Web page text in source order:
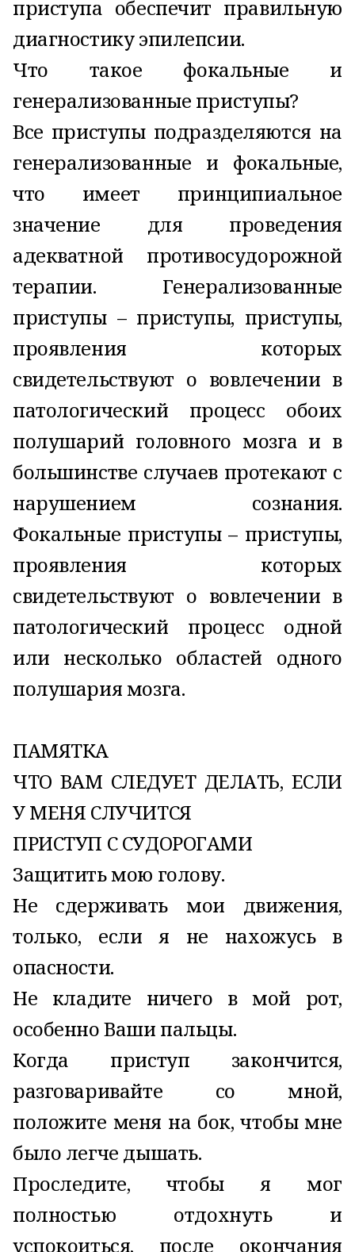
приступа обеспечит правильную
диагностику эпилепсии.
Что такое фокальные и
генерализованные приступы?
Все приступы подразделяются на
генерализованные и фокальные,
что имеет принципиальное
значение для проведения
адекватной противосудорожной
терапии. Генерализованные
приступы – приступы, приступы,
проявления которых
свидетельствуют о вовлечении в
патологический процесс обоих
полушарий головного мозга и в
большинстве случаев протекают с
нарушением сознания.
Фокальные приступы – приступы,
проявления которых
свидетельствуют о вовлечении в
патологический процесс одной
или несколько областей одного
полушария мозга.
ПАМЯТКА
ЧТО ВАМ СЛЕДУЕТ ДЕЛАТЬ, ЕСЛИ
У МЕНЯ СЛУЧИТСЯ
ПРИСТУП С СУДОРОГАМИ
Защитить мою голову.
Не сдерживать мои движения,
только, если я не нахожусь в
опасности.
Не кладите ничего в мой рот,
особенно Ваши пальцы.
Когда приступ закончится,
разговаривайте со мной,
положите меня на бок, чтобы мне
было легче дышать.
Проследите, чтобы я мог
полностью отдохнуть и
успокоиться, после окончания